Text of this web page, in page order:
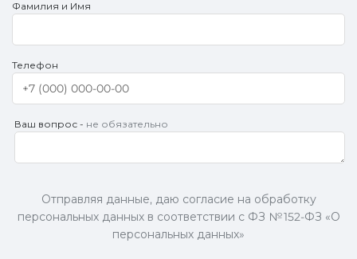
Фамилия и Имя
Телефон
Ваш вопрос - не обязательно
Отправляя данные, даю согласие на обработку
персональных данных в соответствии с ФЗ № 152-ФЗ «О
персональных данных»